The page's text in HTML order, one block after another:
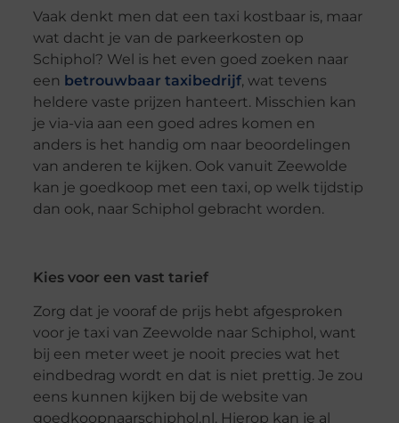
Vaak denkt men dat een taxi kostbaar is, maar
wat dacht je van de parkeerkosten op
Schiphol? Wel is het even goed zoeken naar
een betrouwbaar taxibedrijf, wat tevens
heldere vaste prijzen hanteert. Misschien kan
je via-via aan een goed adres komen en
anders is het handig om naar beoordelingen
van anderen te kijken. Ook vanuit Zeewolde
kan je goedkoop met een taxi, op welk tijdstip
dan ook, naar Schiphol gebracht worden.
Kies voor een vast tarief
Zorg dat je vooraf de prijs hebt afgesproken
voor je taxi van Zeewolde naar Schiphol, want
bij een meter weet je nooit precies wat het
eindbedrag wordt en dat is niet prettig. Je zou
eens kunnen kijken bij de website van
goedkoopnaarschiphol.nl. Hierop kan je al